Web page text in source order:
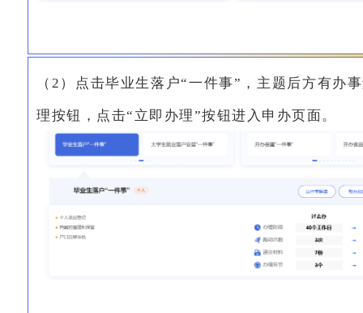
（2）点击毕业生落户“一件事”，主题后方有办
理按钮，点击“立即办理”按钮进入申办页面。